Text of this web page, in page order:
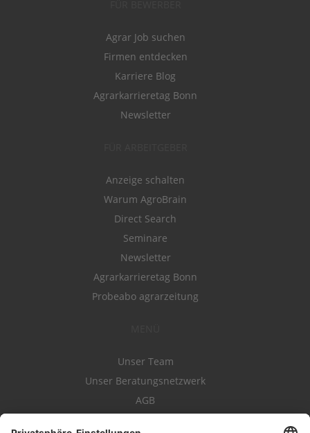
Agrar Job suchen
Firmen entdecken
Karriere Blog
Agrarkarrieretag Bonn
Newsletter
Anzeige schalten
Warum AgroBrain
Direct Search
Seminare
Newsletter
Agrarkarrieretag Bonn
Probeabo agrarzeitung
Unser Team
Unser Beratungsnetzwerk
AGB